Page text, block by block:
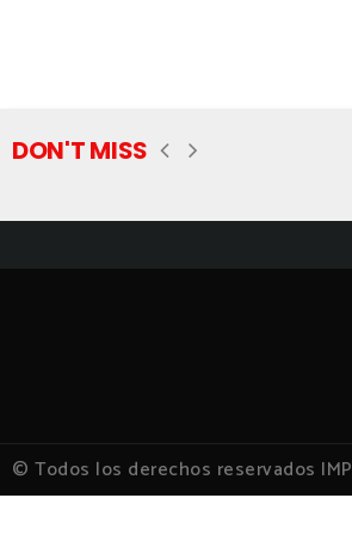
DON'T MISS
© Todos los derechos reservados